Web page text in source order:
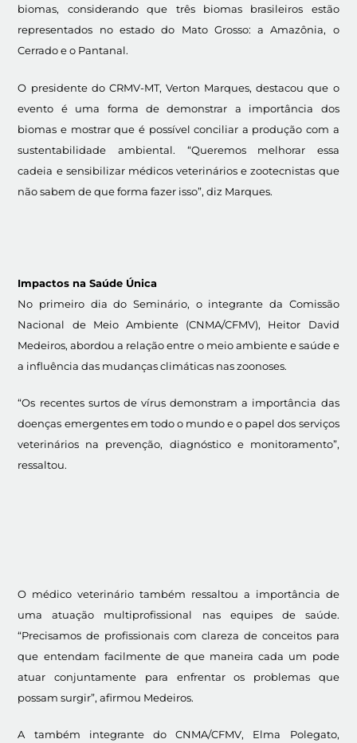
biomas, considerando que três biomas brasileiros estão
representados no estado do Mato Grosso: a Amazônia, o
Cerrado e o Pantanal.
O presidente do CRMV-MT, Verton Marques, destacou que o
evento é uma forma de demonstrar a importância dos
biomas e mostrar que é possível conciliar a produção com a
sustentabilidade ambiental. “Queremos melhorar essa
cadeia e sensibilizar médicos veterinários e zootecnistas que
não sabem de que forma fazer isso”, diz Marques.
Impactos na Saúde Única
No primeiro dia do Seminário, o integrante da Comissão
Nacional de Meio Ambiente (CNMA/CFMV), Heitor David
Medeiros, abordou a relação entre o meio ambiente e saúde e
a influência das mudanças climáticas nas zoonoses.
“Os recentes surtos de vírus demonstram a importância das
doenças emergentes em todo o mundo e o papel dos serviços
veterinários na prevenção, diagnóstico e monitoramento”,
ressaltou.
O médico veterinário também ressaltou a importância de
uma atuação multiprofissional nas equipes de saúde.
“Precisamos de profissionais com clareza de conceitos para
que entendam facilmente de que maneira cada um pode
atuar conjuntamente para enfrentar os problemas que
possam surgir”, afirmou Medeiros.
A também integrante do CNMA/CFMV, Elma Polegato,